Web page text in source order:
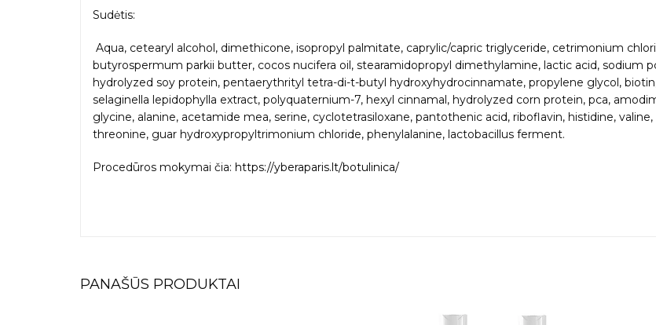
Sudėtis:
Aqua, cetearyl alcohol, dimethicone, isopropyl palmitate, caprylic/capric triglyceride, cetrimonium
butyrospermum parkii butter, cocos nucifera oil, stearamidopropyl dimethylamine, lactic acid, sodium
hydrolyzed soy protein, pentaerythrityl tetra-di-t-butyl hydroxyhydrocinnamate, propylene glycol,
selaginella lepidophylla extract, polyquaternium-7, hexyl cinnamal, hydrolyzed corn protein, pca,
glycine, alanine, acetamide mea, serine, cyclotetrasiloxane, pantothenic acid, riboflavin, histidine,
threonine, guar hydroxypropyltrimonium chloride, phenylalanine, lactobacillus ferment.
Procedūros mokymai čia: https://yberaparis.lt/botulinica/
PANAŠŪS PRODUKTAI